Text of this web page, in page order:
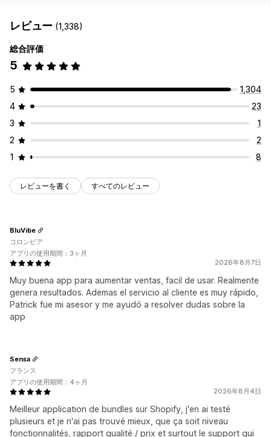
レビュー (1,338)
総合評価
5
5
1,304
4
23
3
1
2
2
1
8
レビューを書く すべてのレビュー
2026年8月7日
Muy buena app para aumentar ventas, facil de usar. Realmente
genera resultados. Ademas el servicio al cliente es muy rápido,
Patrick fue mi asesor y me ayudó a resolver dudas sobre la
app
BluVibe
コロンビア
アプリの使用期間：3ヶ月
2026年8月4日
Meilleur application de bundles sur Shopify, j'en ai testé
plusieurs et je n'ai pas trouvé mieux, que ça soit niveau
fonctionnalités, rapport qualité / prix et surtout le support qui
Sensa
フランス
アプリの使用期間：4ヶ月